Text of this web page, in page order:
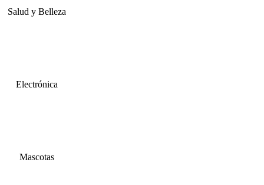
Salud y Belleza
Electrónica
Mascotas